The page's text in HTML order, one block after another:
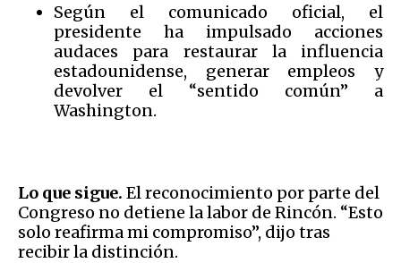
Según el comunicado oficial, el
presidente ha impulsado acciones
audaces para restaurar la influencia
estadounidense, generar empleos y
devolver el “sentido común” a
Washington.
Lo que sigue. El reconocimiento por parte del
Congreso no detiene la labor de Rincón. “Esto
solo reafirma mi compromiso”, dijo tras
recibir la distinción.